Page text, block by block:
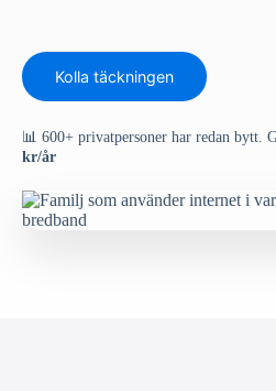
Kolla täckningen
📊 600+ privatpersoner har redan bytt.
kr/år